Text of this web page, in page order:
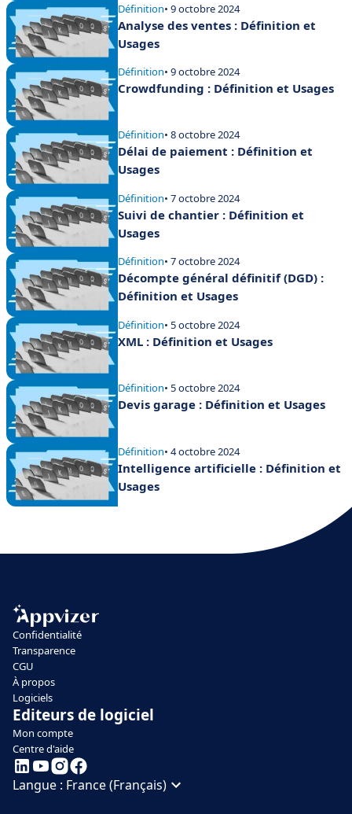
Définition• 9 octobre 2024
Analyse des ventes : Définition et
Usages
Définition• 9 octobre 2024
Crowdfunding : Définition et Usages
Définition• 8 octobre 2024
Délai de paiement : Définition et
Usages
Définition• 7 octobre 2024
Suivi de chantier : Définition et
Usages
Définition• 7 octobre 2024
Décompte général définitif (DGD) :
Définition et Usages
Définition• 5 octobre 2024
XML : Définition et Usages
Définition• 5 octobre 2024
Devis garage : Définition et Usages
Définition• 4 octobre 2024
Intelligence artificielle : Définition et
Usages
Confidentialité
Transparence
CGU
À propos
Logiciels
Editeurs de logiciel
Mon compte
Centre d'aide
Langue : France (Français)